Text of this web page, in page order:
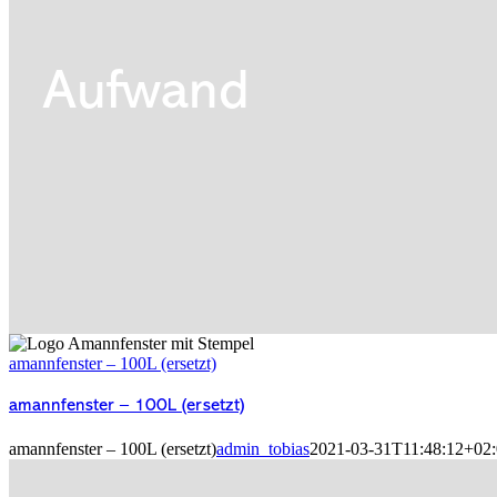
Aufwand
amannfenster – 100L (ersetzt)
amannfenster – 100L (ersetzt)
amannfenster – 100L (ersetzt)admin_tobias2021-03-